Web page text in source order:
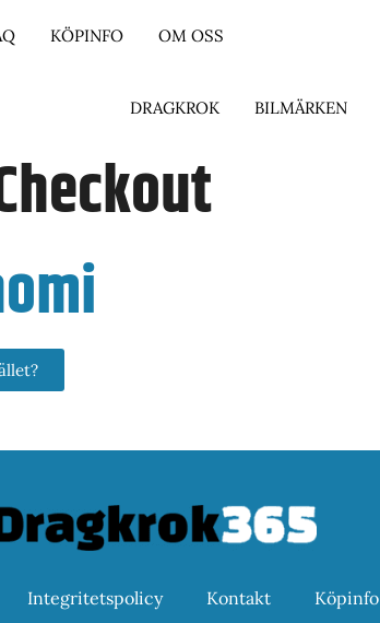
KÖPINFO OM OSS
DRAGKROK BILMÄRKEN
Integritetspolicy Kontakt Köpinfo